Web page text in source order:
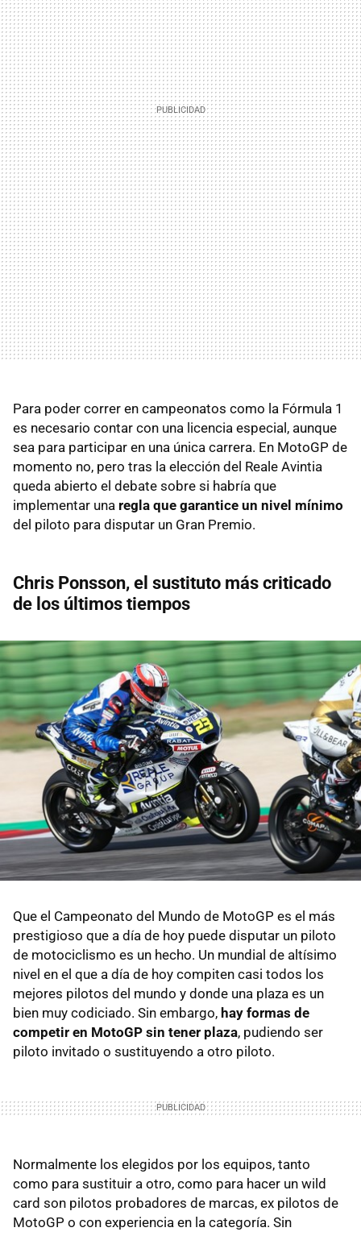
Para poder correr en campeonatos como la Fórmula 1
es necesario contar con una licencia especial, aunque
sea para participar en una única carrera. En MotoGP de
momento no, pero tras la elección del Reale Avintia
queda abierto el debate sobre si habría que
implementar una regla que garantice un nivel mínimo
del piloto para disputar un Gran Premio.
Chris Ponsson, el sustituto más criticado
de los últimos tiempos
Que el Campeonato del Mundo de MotoGP es el más
prestigioso que a día de hoy puede disputar un piloto
de motociclismo es un hecho. Un mundial de altísimo
nivel en el que a día de hoy compiten casi todos los
mejores pilotos del mundo y donde una plaza es un
bien muy codiciado. Sin embargo, hay formas de
competir en MotoGP sin tener plaza, pudiendo ser
piloto invitado o sustituyendo a otro piloto.
Normalmente los elegidos por los equipos, tanto
como para sustituir a otro, como para hacer un wild
card son pilotos probadores de marcas, ex pilotos de
MotoGP o con experiencia en la categoría. Sin